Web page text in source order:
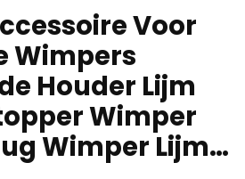
Voor
Wimpers
Houder Lijm
Wimper
Wimper Lijm…